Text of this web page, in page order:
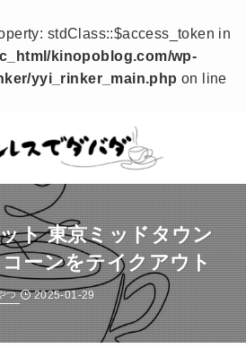
stdClass::$access_token in
kinopoblog.com/wp-
yyi_rinker_main.php on line
ト 東京ミッドタウン
ーンをテイクアウト
つ 2025-01-29